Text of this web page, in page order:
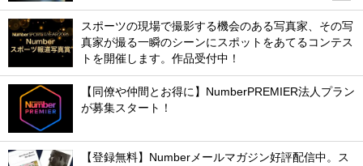
スポーツの現場で撮影する機会のある写真家、その写
真家が撮る一瞬のシーンにスポットをあてるコンテス
トを開催します。作品受付中！
【同僚や仲間とお得に】NumberPREMIER法人プラン
が募集スタート！
【登録無料】Numberメールマガジン好評配信中。ス